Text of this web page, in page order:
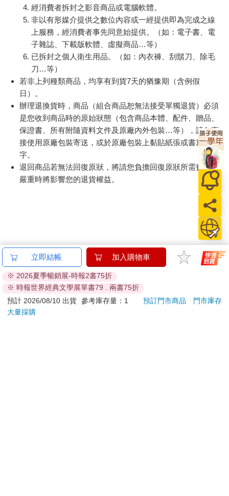
經消費者拆封之影音商品或電腦軟體。
非以有形媒介提供之數位內容或一經提供即為完成之線
上服務，經消費者事先同意始提供。（如：電子書、電
子雜誌、下載版軟體、虛擬商品…等）
已拆封之個人衛生用品。（如：內衣褲、刮鬍刀、除毛
刀…等）
若非上列種類商品，均享有到貨7天的猶豫期（含例假
日）。
辦理退換貨時，商品（組合商品恕無法接受單獨退貨）必須
是您收到商品時的原始狀態（包含商品本體、配件、贈品、
保證書、所有附隨資料文件及原廠內外包裝…等），請勿直
接使用原廠包裝寄送，或於原廠包裝上黏貼紙張或書寫文
字。
退回商品若無法回復原狀，將請您負擔回復原狀所需費用，
嚴重時將影響您的退貨權益。
立即結帳 加入購物車
※ 2026夏季暢銷展-時報2書75折
※ 時報世界經典文學展單書79 . 兩書75折
預計 2026/08/10 出貨 參考庫存量：1 預訂門市商品
門市庫存
大量採購